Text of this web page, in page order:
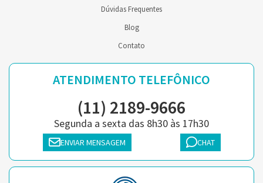
Dúvidas Frequentes
Blog
Contato
ATENDIMENTO TELEFÔNICO
(11) 2189-9666
Segunda a sexta das 8h30 às 17h30
ENVIAR MENSAGEM CHAT